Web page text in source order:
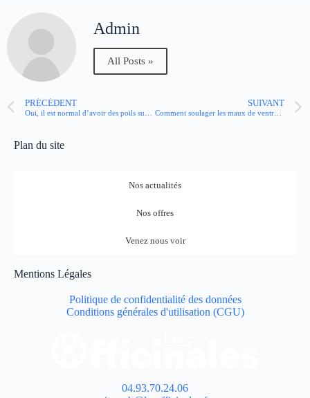
Admin
All Posts »
PRÉCÉDENT SUIVANT
Comment soulager les maux de ventre grâce aux plantes ?
Plan du site
Nos actualités
Nos offres
Venez nous voir
Mentions Légales
Politique de confidentialité des données
Conditions générales d'utilisation (CGU)
04.93.70.24.06